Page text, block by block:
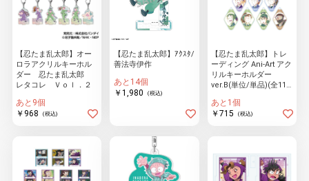
【忍たま乱太郎】オー
ロラアクリルキーホル
ダー 忍たま乱太郎
レタコレ Ｖｏｌ．２
あと9個
￥968
(税込)
【忍たま乱太郎】ｱｸｽﾀ/
善法寺伊作
あと14個
￥1,980
(税込)
【忍たま乱太郎】トレ
ーディング Ani-Art アク
リルキーホルダー
ver.B(単位/単品)(全11
あと1個
￥715
(税込)